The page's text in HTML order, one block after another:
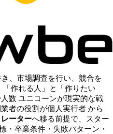
、市場調査を行い、競合を
作れる人」と「作りたい
数 ユニコーンが現実的な戦
者の役割が個人実行者 から
ーターへ移る前提で、スター
・卒業条件・失敗パターン・